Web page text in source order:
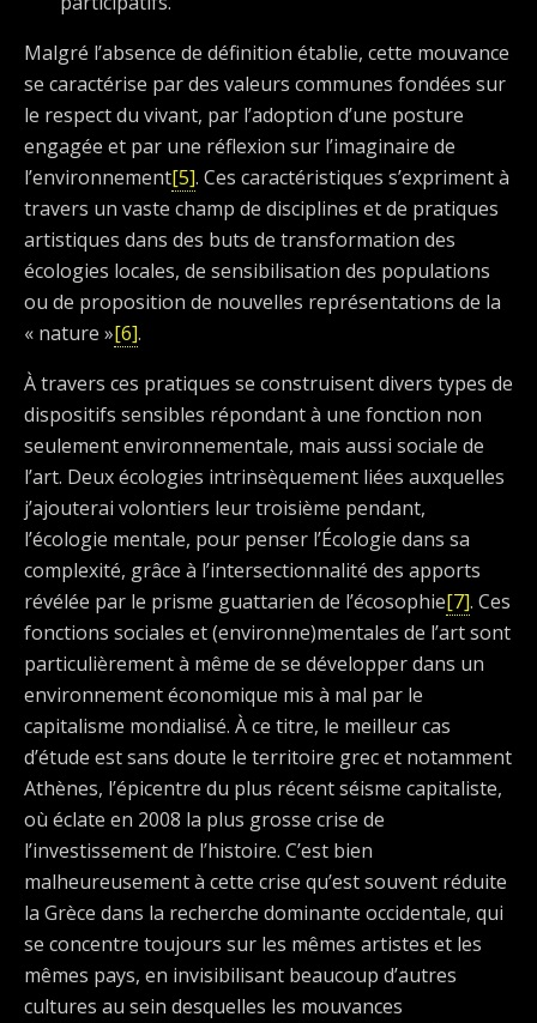
Malgré l’absence de définition établie, cette mouvance
se caractérise par des valeurs communes fondées sur
le respect du vivant, par l’adoption d’une posture
engagée et par une réflexion sur l’imaginaire de
l’environnement[5]. Ces caractéristiques s’expriment à
travers un vaste champ de disciplines et de pratiques
artistiques dans des buts de transformation des
écologies locales, de sensibilisation des populations
ou de proposition de nouvelles représentations de la
« nature »[6].
À travers ces pratiques se construisent divers types de
dispositifs sensibles répondant à une fonction non
seulement environnementale, mais aussi sociale de
l’art. Deux écologies intrinsèquement liées auxquelles
j’ajouterai volontiers leur troisième pendant,
l’écologie mentale, pour penser l’Écologie dans sa
complexité, grâce à l’intersectionnalité des apports
révélée par le prisme guattarien de l’écosophie[7]. Ces
fonctions sociales et (environne)mentales de l’art sont
particulièrement à même de se développer dans un
environnement économique mis à mal par le
capitalisme mondialisé. À ce titre, le meilleur cas
d’étude est sans doute le territoire grec et notamment
Athènes, l’épicentre du plus récent séisme capitaliste,
où éclate en 2008 la plus grosse crise de
l’investissement de l’histoire. C’est bien
malheureusement à cette crise qu’est souvent réduite
la Grèce dans la recherche dominante occidentale, qui
se concentre toujours sur les mêmes artistes et les
mêmes pays, en invisibilisant beaucoup d’autres
cultures au sein desquelles les mouvances